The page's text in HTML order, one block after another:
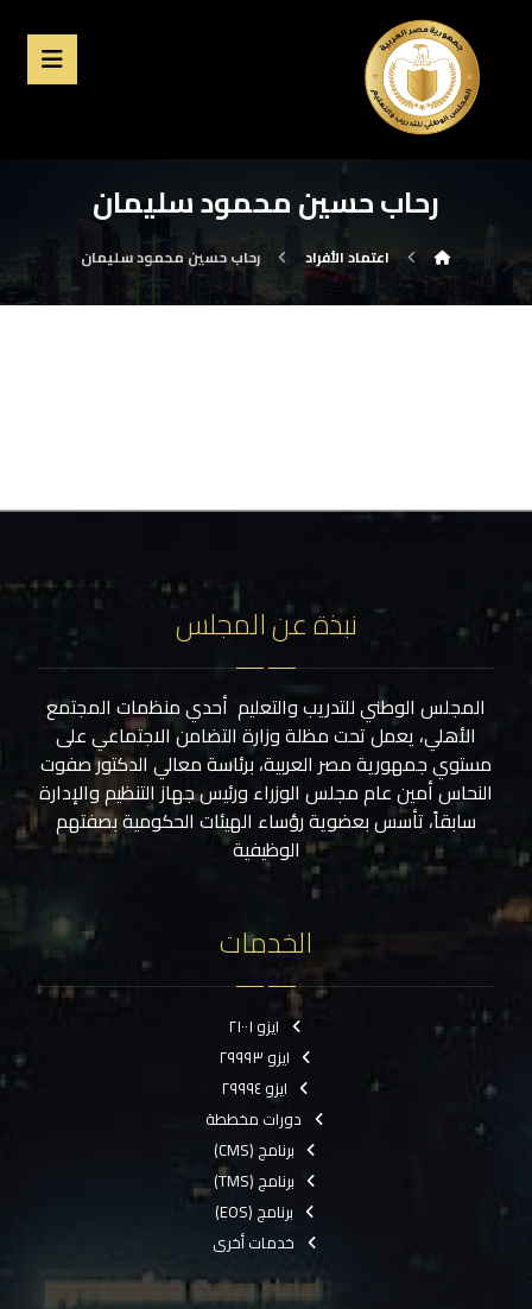
رحاب حسين محمود سليمان
اعتماد الأفراد رحاب حسين محمود سليمان
نبذة عن المجلس
المجلس الوطني للتدريب والتعليم أحدي منظمات المجتمع
الأهلي، يعمل تحت مظلة وزارة التضامن الاجتماعي على
مستوي جمهورية مصر العربية، برئاسة معالي الدكتور صفوت
النحاس أمين عام مجلس الوزراء ورئيس جهاز التنظيم والإدارة
سابقاً، تأسس بعضوية رؤساء الهيئات الحكومية بصفتهم
الوظيفية
الخدمات
ايزو ٢١٠٠١
ايزو ٢٩٩٩٣
ايزو ٢٩٩٩٤
دورات مخططة
برنامج (CMS)
برنامج (TMS)
برنامج (EOS)
خدمات أخرى